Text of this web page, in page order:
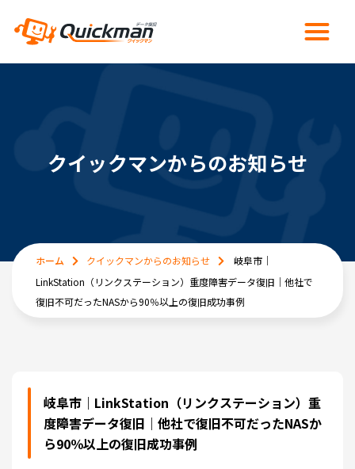
クイックマンからのお知らせ
ホーム クイックマンからのお知らせ
岐阜市｜
LinkStation（リンクステーション）重度障害データ復旧｜他社で
復旧不可だったNASから90％以上の復旧成功事例
岐阜市｜LinkStation（リンクステーション）重
度障害データ復旧｜他社で復旧不可だったNASか
ら90％以上の復旧成功事例